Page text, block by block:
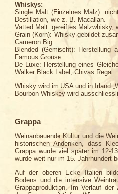
Whiskys:
Single Malt (Einzelnes Malz):
Destillation, wie z. B. Macallan.
Vatted Malt: gereiftes Malzwhisky,
Grain (Korn): Whisky gebildet
Cameron Big
Blended (Gemischt): Herstellung
Famous Grouse
De Luxe: Herstellung eines
Walker Black Label, Chivas Regal
Whisky wird im USA und in Irland
Bourbon Whiskey wird
Grappa
Weinanbauende Kultur und die
historischen Andenken, dass
Grappa wurde viel später im 12-
wurde weit nur im 15. Jahrhundert
Auf der oberen Ecke Italien
Bodens und die intensive
Grappaproduktion. Im Verlauf der